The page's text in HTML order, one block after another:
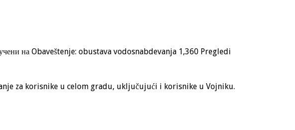
на Obaveštenje: obustava vodosnabdevanja 1,360 Pregledi
za korisnike u celom gradu, uključujući i korisnike u Vojniku.